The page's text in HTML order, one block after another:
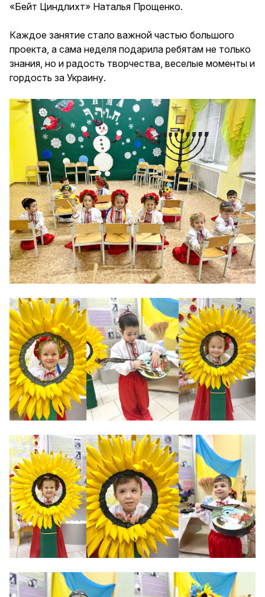
«Бейт Циндлихт» Наталья Прощенко.
Каждое занятие стало важной частью большого
проекта, а сама неделя подарила ребятам не только
знания, но и радость творчества, веселые моменты и
гордость за Украину.